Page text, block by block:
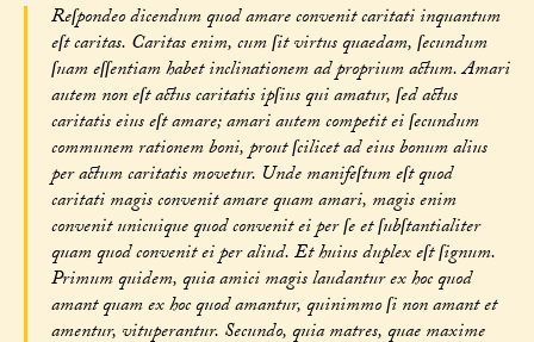
Reſpondeo dicendum quod amare convenit caritati inquantum
eſt caritas. Caritas enim, cum ſit virtus quaedam, ſecundum
ſuam eſſentiam habet inclinationem ad proprium actum. Amari
autem non eſt actus caritatis ipſius qui amatur, ſed actus
caritatis eius eſt amare; amari autem competit ei ſecundum
communem rationem boni, prout ſcilicet ad eius bonum alius
per actum caritatis movetur. Unde manifeſtum eſt quod
caritati magis convenit amare quam amari, magis enim
convenit unicuique quod convenit ei per ſe et ſubſtantialiter
quam quod convenit ei per aliud. Et huius duplex eſt ſignum.
Primum quidem, quia amici magis laudantur ex hoc quod
amant quam ex hoc quod amantur, quinimmo ſi non amant et
amentur, vituperantur. Secundo, quia matres, quae maxime